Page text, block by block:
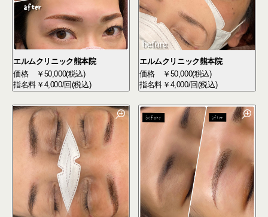
エルムクリニック熊本院
価格
￥50,000(税込)
指名料 ￥4,000/回(税込)
エルムクリニック熊本院
価格
￥50,000(税込)
指名料 ￥4,000/回(税込)